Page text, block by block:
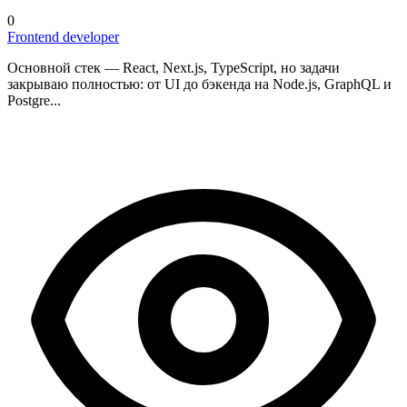
0
Frontend developer
Основной стек — React, Next.js, TypeScript, но задачи
закрываю полностью: от UI до бэкенда на Node.js, GraphQL и
Postgre...